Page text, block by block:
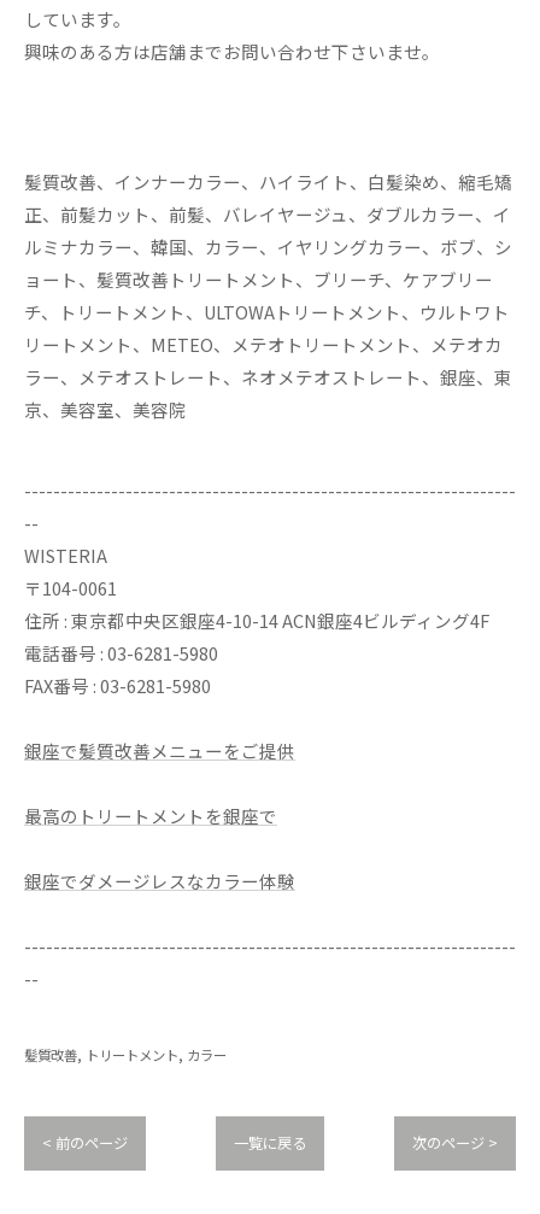
しています。
興味のある方は店舗までお問い合わせ下さいませ。
髪質改善、インナーカラー、ハイライト、白髪染め、縮毛矯
正、前髪カット、前髪、バレイヤージュ、ダブルカラー、イ
ルミナカラー、韓国、カラー、イヤリングカラー、ボブ、シ
ョート、髪質改善トリートメント、ブリーチ、ケアブリー
チ、トリートメント、ULTOWAトリートメント、ウルトワト
リートメント、METEO、メテオトリートメント、メテオカ
ラー、メテオストレート、ネオメテオストレート、銀座、東
京、美容室、美容院
--------------------------------------------------------------------
--
WISTERIA
〒104-0061
住所 : 東京都中央区銀座4-10-14 ACN銀座4ビルディング4F
電話番号 : 03-6281-5980
FAX番号 : 03-6281-5980
銀座で髪質改善メニューをご提供
最高のトリートメントを銀座で
銀座でダメージレスなカラー体験
--------------------------------------------------------------------
--
髪質改善 トリートメント カラー
< 前のページ 一覧に戻る 次のページ >